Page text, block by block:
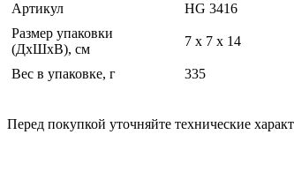
Артикул
HG 3416
Размер упаковки
(ДхШхВ), см
7 x 7 x 14
Вес в упаковке, г 335
Перед покупкой уточняйте технические